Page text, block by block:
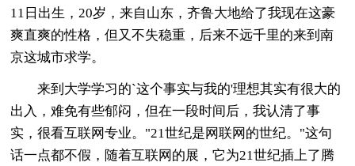
11日出生，20岁，来自山东，齐鲁大地给了我现在这豪
爽直爽的性格，但又不失稳重，后来不远千里的来到南
京这城市求学。
来到大学学习的`这个事实与我的'理想其实有很大的
出入，难免有些郁闷，但在一段时间后，我认清了事
实，很看互联网专业。"21世纪是网联网的世纪。"这句
话一点都不假，随着互联网的展，它为21世纪插上了腾